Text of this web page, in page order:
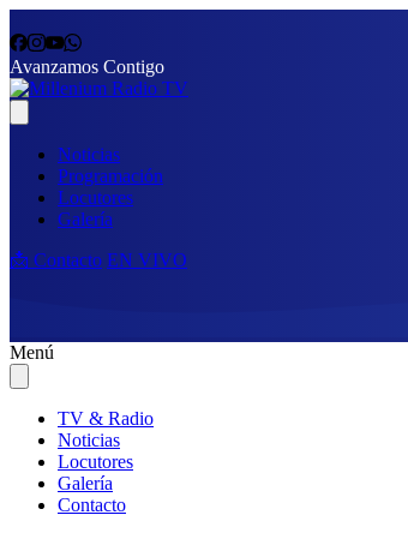
Avanzamos Contigo
Noticias
Programación
Locutores
Galería
📩 Contacto EN VIVO
Menú
TV & Radio
Noticias
Locutores
Galería
Contacto